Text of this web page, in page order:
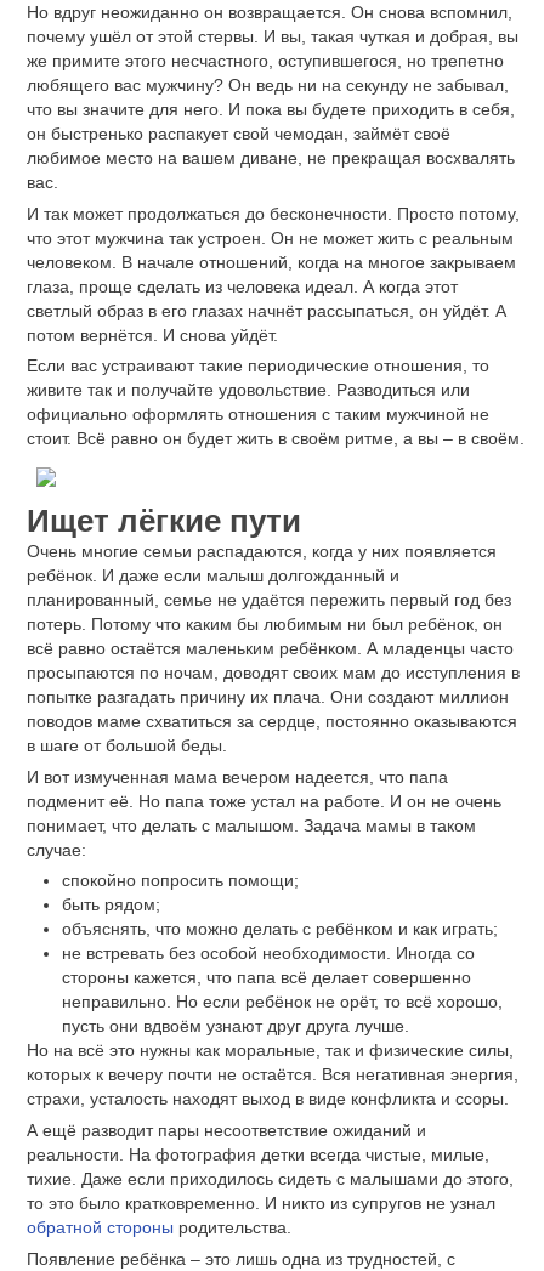
Но вдруг неожиданно он возвращается. Он снова вспомнил,
почему ушёл от этой стервы. И вы, такая чуткая и добрая, вы
же примите этого несчастного, оступившегося, но трепетно
любящего вас мужчину? Он ведь ни на секунду не забывал,
что вы значите для него. И пока вы будете приходить в себя,
он быстренько распакует свой чемодан, займёт своё
любимое место на вашем диване, не прекращая восхвалять
вас.
И так может продолжаться до бесконечности. Просто потому,
что этот мужчина так устроен. Он не может жить с реальным
человеком. В начале отношений, когда на многое закрываем
глаза, проще сделать из человека идеал. А когда этот
светлый образ в его глазах начнёт рассыпаться, он уйдёт. А
потом вернётся. И снова уйдёт.
Если вас устраивают такие периодические отношения, то
живите так и получайте удовольствие. Разводиться или
официально оформлять отношения с таким мужчиной не
стоит. Всё равно он будет жить в своём ритме, а вы – в своём.
Ищет лёгкие пути
Очень многие семьи распадаются, когда у них появляется
ребёнок. И даже если малыш долгожданный и
планированный, семье не удаётся пережить первый год без
потерь. Потому что каким бы любимым ни был ребёнок, он
всё равно остаётся маленьким ребёнком. А младенцы часто
просыпаются по ночам, доводят своих мам до исступления в
попытке разгадать причину их плача. Они создают миллион
поводов маме схватиться за сердце, постоянно оказываются
в шаге от большой беды.
И вот измученная мама вечером надеется, что папа
подменит её. Но папа тоже устал на работе. И он не очень
понимает, что делать с малышом. Задача мамы в таком
случае:
спокойно попросить помощи;
быть рядом;
объяснять, что можно делать с ребёнком и как играть;
не встревать без особой необходимости. Иногда со
стороны кажется, что папа всё делает совершенно
неправильно. Но если ребёнок не орёт, то всё хорошо,
пусть они вдвоём узнают друг друга лучше.
Но на всё это нужны как моральные, так и физические силы,
которых к вечеру почти не остаётся. Вся негативная энергия,
страхи, усталость находят выход в виде конфликта и ссоры.
А ещё разводит пары несоответствие ожиданий и
реальности. На фотография детки всегда чистые, милые,
тихие. Даже если приходилось сидеть с малышами до этого,
то это было кратковременно. И никто из супругов не узнал
обратной стороны родительства.
Появление ребёнка – это лишь одна из трудностей, с